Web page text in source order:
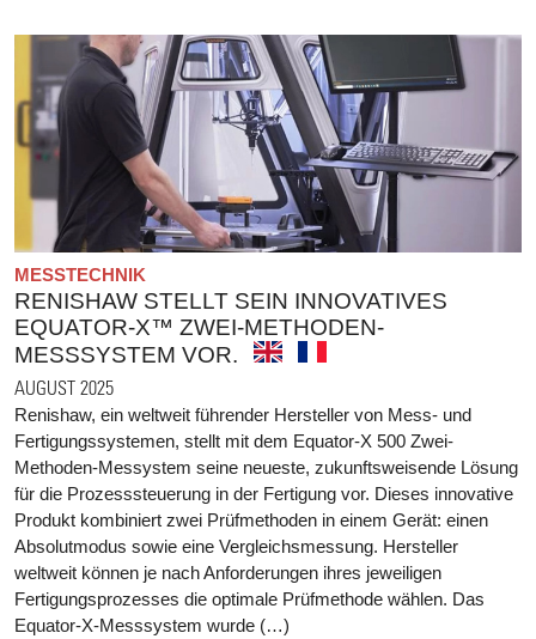
MESSTECHNIK
RENISHAW STELLT SEIN INNOVATIVES
EQUATOR-X™ ZWEI-METHODEN-
MESSSYSTEM VOR.
AUGUST 2025
Renishaw, ein weltweit führender Hersteller von Mess- und
Fertigungssystemen, stellt mit dem Equator-X 500 Zwei-
Methoden-Messystem seine neueste, zukunftsweisende Lösung
für die Prozesssteuerung in der Fertigung vor. Dieses innovative
Produkt kombiniert zwei Prüfmethoden in einem Gerät: einen
Absolutmodus sowie eine Vergleichsmessung. Hersteller
weltweit können je nach Anforderungen ihres jeweiligen
Fertigungsprozesses die optimale Prüfmethode wählen. Das
Equator-X-Messsystem wurde (…)